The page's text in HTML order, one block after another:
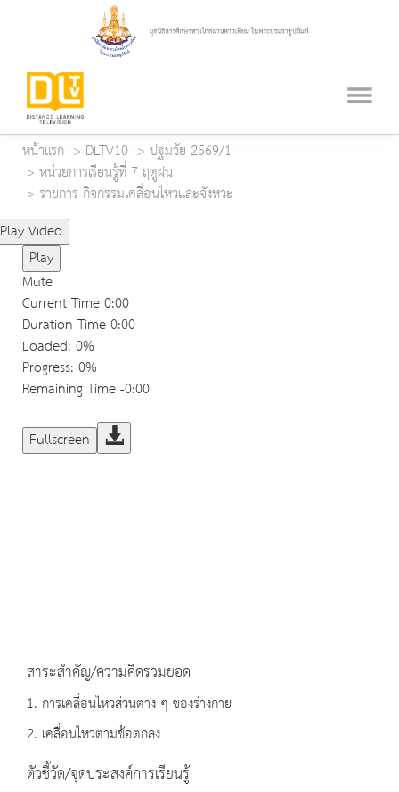
หน้าแรก DLTV10
ปฐมวัย 2569/1
หน่วยการเรียนรู้ที่ 7 ฤดูฝน
รายการ กิจกรรมเคลื่อนไหวและจังหวะ
Play Video
Play
Mute
Current Time0:00
Duration Time0:00
Loaded: 0%
Progress: 0%
Remaining Time-0:00
Fullscreen
สาระสำคัญ/ความคิดรวมยอด
1. การเคลื่อนไหวส่วนต่าง ๆ ของร่างกาย
2. เคลื่อนไหวตามข้อตกลง
ตัวชี้วัด/จุดประสงค์การเรียนรู้